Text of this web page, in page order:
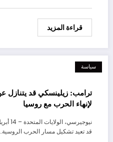
قراءة المزيد
سياسة
ترامب: زيلينسكي قد يتنازل
لإنهاء الحرب مع روسيا
قد تعيد تشكيل مسار الحرب الروسية…